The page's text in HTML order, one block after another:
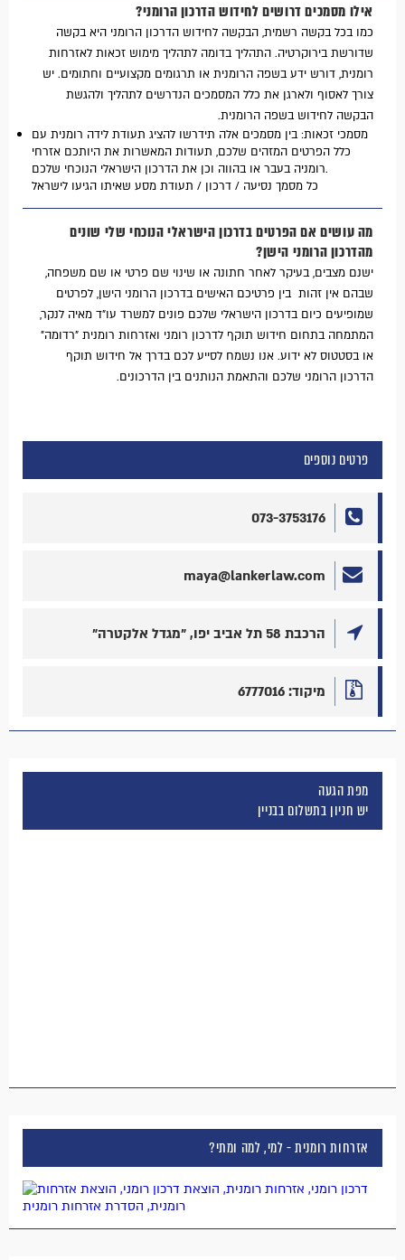
אילו מסמכים דרושים לחידוש הדרכון הרומני?
כמו בכל בקשה רשמית, הבקשה לחידוש הדרכון הרומני היא בקשה
שדורשת בירוקרטיה. התהליך בדומה לתהליך מימוש זכאות לאזרחות
רומנית, דורש ידע בשפה הרומנית או תרגומים מקצועיים וחתומים. יש
צורך לאסוף ולארגן את כלל המסמכים הנדרשים לתהליך ולהגשת
הבקשה לחידוש בשפה הרומנית.
מסמכי זכאות: בין מסמכים אלה תידרשו להציג תעודת לידה רומנית עם
כלל הפרטים המזהים שלכם, תעודות המאשרות את היותכם אזרחי
רומניה בעבר או בהווה וכן את הדרכון הישראלי הנוכחי שלכם.
כל מסמך נסיעה / דרכון / תעודת מסע שאיתו הגיעו לישראל
מה עושים אם הפרטים בדרכון הישראלי הנוכחי שלי שונים
מהדרכון הרומני הישן?
ישנם מצבים, בעיקר לאחר חתונה או שינוי שם פרטי או שם משפחה,
שבהם אין זהות בין פרטיכם האישים בדרכון הרומני הישן, לפרטים
שמופיעים כיום בדרכון הישראלי שלכם פונים למשרד עו"ד מאיה לנקר,
המתמחה בתחום חידוש תוקף לדרכון רומני ואזרחות רומנית "רדומה"
או בסטטוס לא ידוע. אנו נשמח לסייע לכם בדרך אל חידוש תוקף
הדרכון הרומני שלכם והתאמת הנותנים בין הדרכונים.
פרטים נוספים
073-3753176
maya@lankerlaw.com
הרכבת 58 תל אביב יפו, "מגדל אלקטרה"
מיקוד: 6777016
מפת הגעה
יש חניון בתשלום בבניין
אזרחות רומנית - למי, למה ומתי?